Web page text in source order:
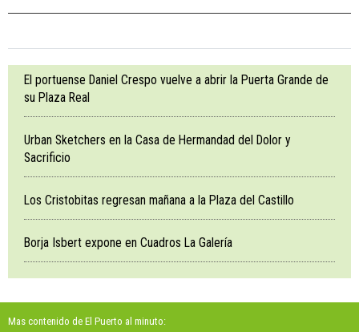
El portuense Daniel Crespo vuelve a abrir la Puerta Grande de
su Plaza Real
Urban Sketchers en la Casa de Hermandad del Dolor y
Sacrificio
Los Cristobitas regresan mañana a la Plaza del Castillo
Borja Isbert expone en Cuadros La Galería
Mas contenido de El Puerto al minuto: